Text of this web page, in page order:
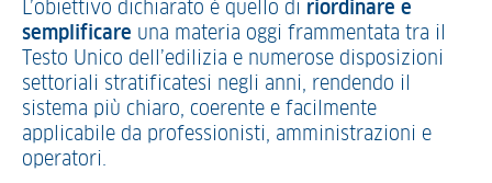
L’obiettivo dichiarato è quello di riordinare e
semplificare una materia oggi frammentata tra il
Testo Unico dell’edilizia e numerose disposizioni
settoriali stratificatesi negli anni, rendendo il
sistema più chiaro, coerente e facilmente
applicabile da professionisti, amministrazioni e
operatori.